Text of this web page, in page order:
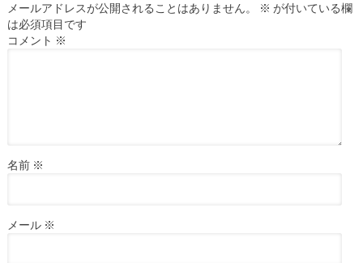
メールアドレスが公開されることはありません。 ※ が付いている欄
は必須項目です
コメント ※
名前 ※
メール ※